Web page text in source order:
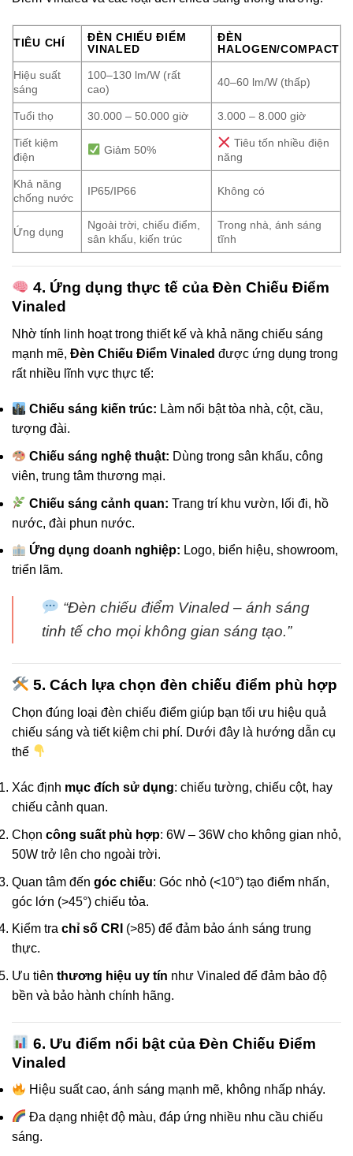
TIÊU CHÍ
ĐÈN CHIẾU ĐIỂM
VINALED
ĐÈN
HALOGEN/COMPACT
Hiệu suất
sáng
100–130 lm/W (rất
cao)
40–60 lm/W (thấp)
Tuổi thọ 30.000 – 50.000 giờ 3.000 – 8.000 giờ
Tiết kiệm
điện
Giảm 50%
Tiêu tốn nhiều điện
năng
Khả năng
chống nước
IP65/IP66 Không có
Ứng dụng
Ngoài trời, chiếu điểm,
sân khấu, kiến trúc
Trong nhà, ánh sáng
tĩnh
4. Ứng dụng thực tế của Đèn Chiếu Điểm
Vinaled
Nhờ tính linh hoạt trong thiết kế và khả năng chiếu sáng
mạnh mẽ, Đèn Chiếu Điểm Vinaled được ứng dụng trong
rất nhiều lĩnh vực thực tế:
Chiếu sáng kiến trúc: Làm nổi bật tòa nhà, cột, cầu,
tượng đài.
Chiếu sáng nghệ thuật: Dùng trong sân khấu, công
viên, trung tâm thương mại.
Chiếu sáng cảnh quan: Trang trí khu vườn, lối đi, hồ
nước, đài phun nước.
Ứng dụng doanh nghiệp: Logo, biển hiệu, showroom,
triển lãm.
“Đèn chiếu điểm Vinaled – ánh sáng
tinh tế cho mọi không gian sáng tạo.”
5. Cách lựa chọn đèn chiếu điểm phù hợp
Chọn đúng loại đèn chiếu điểm giúp bạn tối ưu hiệu quả
chiếu sáng và tiết kiệm chi phí. Dưới đây là hướng dẫn cụ
thể
Xác định mục đích sử dụng: chiếu tường, chiếu cột, hay
chiếu cảnh quan.
Chọn công suất phù hợp: 6W – 36W cho không gian nhỏ,
50W trở lên cho ngoài trời.
Quan tâm đến góc chiếu: Góc nhỏ (<10°) tạo điểm nhấn,
góc lớn (>45°) chiếu tỏa.
Kiểm tra chỉ số CRI (>85) để đảm bảo ánh sáng trung
thực.
Ưu tiên thương hiệu uy tín như Vinaled để đảm bảo độ
bền và bảo hành chính hãng.
6. Ưu điểm nổi bật của Đèn Chiếu Điểm
Vinaled
Hiệu suất cao, ánh sáng mạnh mẽ, không nhấp nháy.
Đa dạng nhiệt độ màu, đáp ứng nhiều nhu cầu chiếu
sáng.